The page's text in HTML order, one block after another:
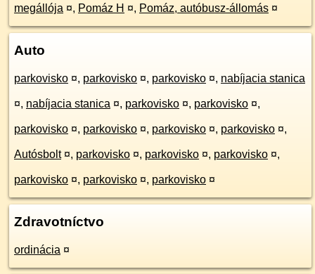
megállója ¤, Pomáz H ¤, Pomáz, autóbusz-állomás ¤
Auto
parkovisko ¤, parkovisko ¤, parkovisko ¤, nabíjacia stanica
¤, nabíjacia stanica ¤, parkovisko ¤, parkovisko ¤,
parkovisko ¤, parkovisko ¤, parkovisko ¤, parkovisko ¤,
Autósbolt ¤, parkovisko ¤, parkovisko ¤, parkovisko ¤,
parkovisko ¤, parkovisko ¤, parkovisko ¤
Zdravotníctvo
ordinácia ¤